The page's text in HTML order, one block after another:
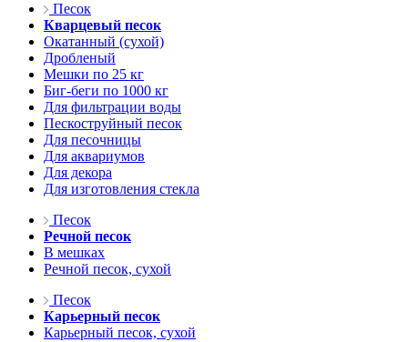
Песок
Кварцевый песок
Окатанный (сухой)
Дробленый
Мешки по 25 кг
Биг-беги по 1000 кг
Для фильтрации воды
Пескоструйный песок
Для песочницы
Для аквариумов
Для декора
Для изготовления стекла
Песок
Речной песок
В мешках
Речной песок, сухой
Песок
Карьерный песок
Карьерный песок, сухой